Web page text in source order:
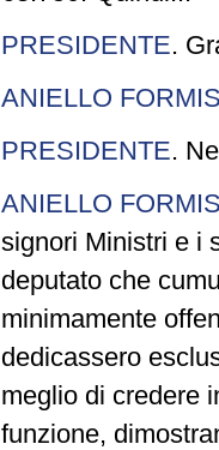
PRESIDENTE.
ANIELLO
PRESIDENTE.
ANIELLO
signori Ministri e i
deputato che
minimamente
dedicassero
meglio di credere
funzione,